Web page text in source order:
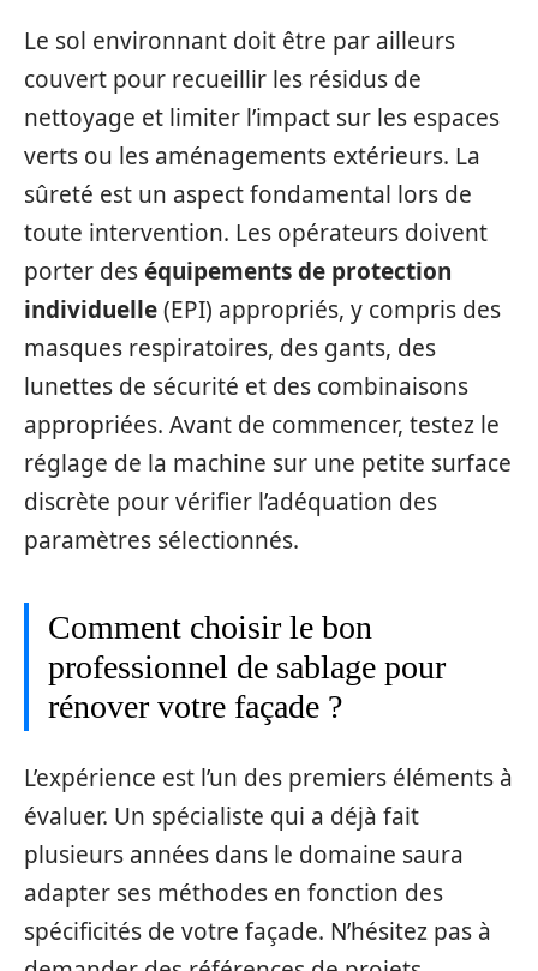
Le sol environnant doit être par ailleurs
couvert pour recueillir les résidus de
nettoyage et limiter l’impact sur les espaces
verts ou les aménagements extérieurs. La
sûreté est un aspect fondamental lors de
toute intervention. Les opérateurs doivent
porter deséquipements de protection
individuelle(EPI) appropriés, y compris des
masques respiratoires, des gants, des
lunettes de sécurité et des combinaisons
appropriées. Avant de commencer, testez le
réglage de la machine sur une petite surface
discrète pour vérifier l’adéquation des
paramètres sélectionnés.
Comment choisir le bon
professionnel de sablage pour
rénover votre façade ?
L’expérience est l’un des premiers éléments à
évaluer. Un spécialiste qui a déjà fait
plusieurs années dans le domaine saura
adapter ses méthodes en fonction des
spécificités de votre façade. N’hésitez pas à